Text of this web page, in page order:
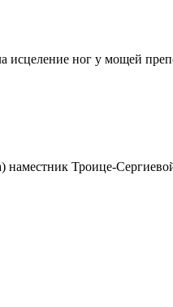
исцеление ног у мощей
Троице-